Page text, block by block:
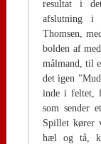
resultat i
afslutning i
Thomsen,
bolden af
målmand, til
det igen
inde i feltet,
som sender
Spillet kører
hæl og tå,